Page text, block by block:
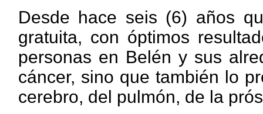
Desde hace seis (6) años
gratuita, con óptimos
personas en Belén y sus
cáncer, sino que también lo
cerebro, del pulmón, de la